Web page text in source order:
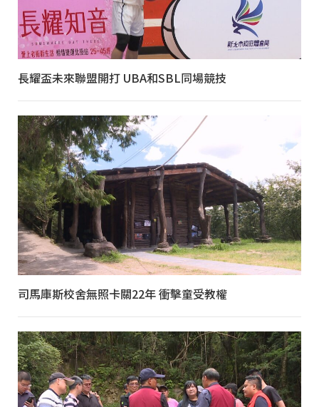
長耀盃未來聯盟開打 UBA和SBL同場競技
司馬庫斯校舍無照卡關22年 衝擊童受教權